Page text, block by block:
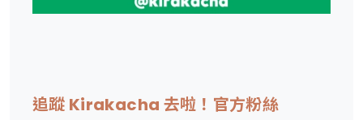
追蹤 Kirakacha 去啦！官方粉絲